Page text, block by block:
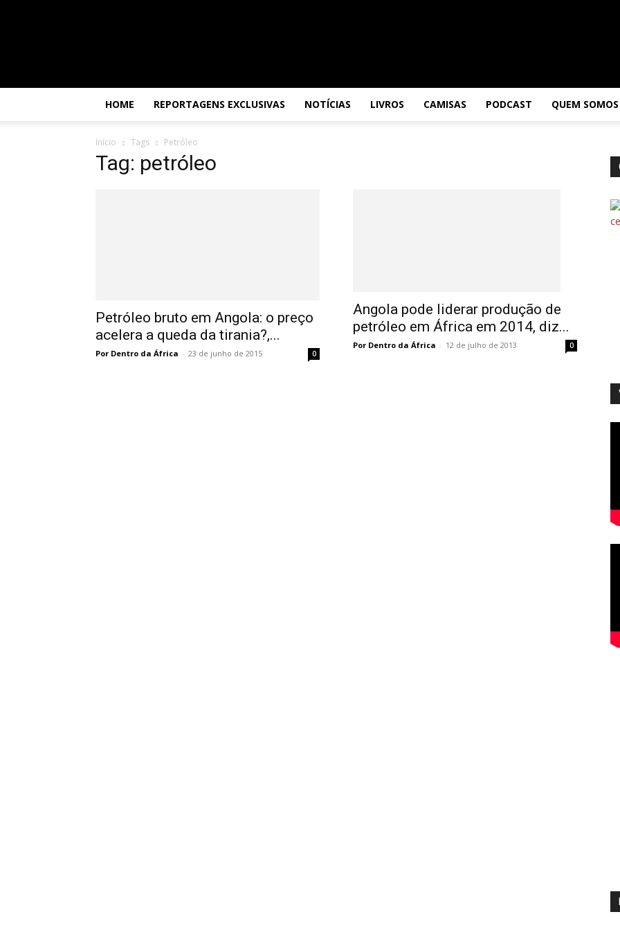
HOME REPORTAGENS EXCLUSIVAS NOTÍCIAS LIVROS CAMISAS PODCAST QUEM SOMOS
Início Tags Petróleo
Tag: petróleo
Petróleo bruto em Angola: o preço
acelera a queda da tirania?,...
Por Dentro da África - 23 de junho de 2015 0
Angola pode liderar produção de
petróleo em África em 2014, diz...
Por Dentro da África - 12 de julho de 2013 0